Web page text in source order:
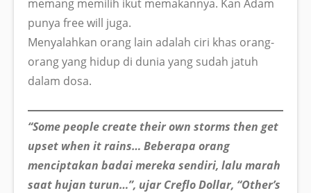
memang memilih ikut memakannya. Kan Adam
punya free will juga.
Menyalahkan orang lain adalah ciri khas orang-
orang yang hidup di dunia yang sudah jatuh
dalam dosa.
“Some people create their own storms then get
upset when it rains… Beberapa orang
menciptakan badai mereka sendiri, lalu marah
saat hujan turun…”, ujar Creflo Dollar, “Other’s